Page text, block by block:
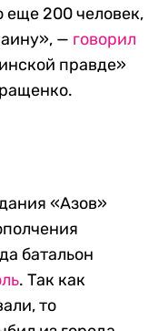
еще 200 человек,
— говорил
правде»
«Азов»
батальон
. Так как
то